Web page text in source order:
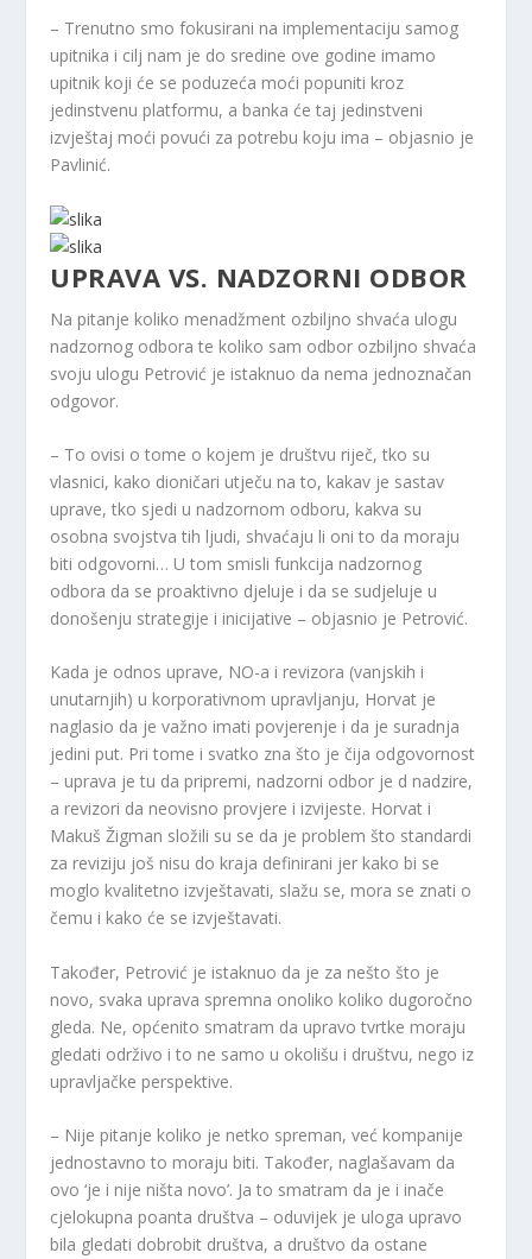
– Trenutno smo fokusirani na implementaciju samog
upitnika i cilj nam je do sredine ove godine imamo
upitnik koji će se poduzeća moći popuniti kroz
jedinstvenu platformu, a banka će taj jedinstveni
izvještaj moći povući za potrebu koju ima – objasnio je
Pavlinić.
UPRAVA VS. NADZORNI ODBOR
Na pitanje koliko menadžment ozbiljno shvaća ulogu
nadzornog odbora te koliko sam odbor ozbiljno shvaća
svoju ulogu Petrović je istaknuo da nema jednoznačan
odgovor.
– To ovisi o tome o kojem je društvu riječ, tko su
vlasnici, kako dioničari utječu na to, kakav je sastav
uprave, tko sjedi u nadzornom odboru, kakva su
osobna svojstva tih ljudi, shvaćaju li oni to da moraju
biti odgovorni… U tom smisli funkcija nadzornog
odbora da se proaktivno djeluje i da se sudjeluje u
donošenju strategije i inicijative – objasnio je Petrović.
Kada je odnos uprave, NO-a i revizora (vanjskih i
unutarnjih) u korporativnom upravljanju, Horvat je
naglasio da je važno imati povjerenje i da je suradnja
jedini put. Pri tome i svatko zna što je čija odgovornost
– uprava je tu da pripremi, nadzorni odbor je d nadzire,
a revizori da neovisno provjere i izvijeste. Horvat i
Makuš Žigman složili su se da je problem što standardi
za reviziju još nisu do kraja definirani jer kako bi se
moglo kvalitetno izvještavati, slažu se, mora se znati o
čemu i kako će se izvještavati.
Također, Petrović je istaknuo da je za nešto što je
novo, svaka uprava spremna onoliko koliko dugoročno
gleda. Ne, općenito smatram da upravo tvrtke moraju
gledati održivo i to ne samo u okolišu i društvu, nego iz
upravljačke perspektive.
– Nije pitanje koliko je netko spreman, već kompanije
jednostavno to moraju biti. Također, naglašavam da
ovo ‘je i nije ništa novo’. Ja to smatram da je i inače
cjelokupna poanta društva – oduvijek je uloga upravo
bila gledati dobrobit društva, a društvo da ostane